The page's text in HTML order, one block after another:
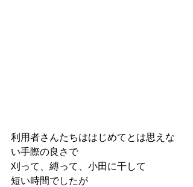
利用者さんたちははじめてとは思えな
い手際の良さで
刈って、縛って、小田に干して
短い時間でしたが